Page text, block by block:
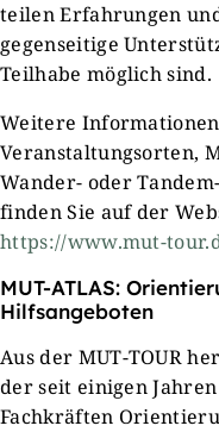
teilen Erfahrungen
gegenseitige
Teilhabe möglich sind.
Weitere
Veranstaltungsorten,
Wander- oder
finden Sie auf der
https://www.mut-
MUT-ATLAS:
Hilfsangeboten
Aus der MUT-TOUR
der seit einigen
Fachkräften